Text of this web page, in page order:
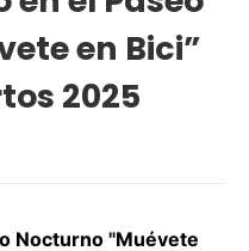
en Bici”
2025
Nocturno "Muévete